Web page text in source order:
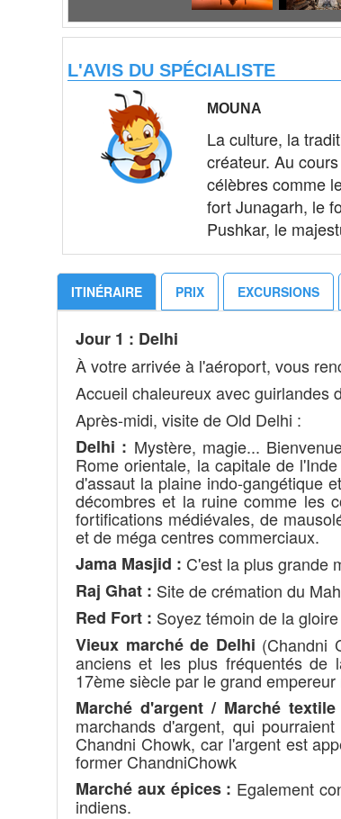
L'AVIS DU SPÉCIALISTE
MOUNA
La culture, la
créateur. Au
célèbres comme
fort Junagarh, le
Pushkar, le
ITINÉRAIRE PRIX EXCURSIONS
Jour 1 : Delhi
À votre arrivée à l'aéroport, vous
Accueil chaleureux avec guirlandes
Après-midi, visite de Old Delhi :
Delhi : Mystère, magie...
Rome orientale, la capitale de
d'assaut la plaine indo-gangétique
décombres et la ruine comme les
fortifications médiévales, de
et de méga centres commerciaux.
Jama Masjid : C'est la plus grande
Raj Ghat : Site de crémation du
Red Fort : Soyez témoin de la
Vieux marché de Delhi (Chandni
anciens et les plus fréquentés de
17ème siècle par le grand
Marché d'argent / Marché
marchands d'argent, qui
Chandni Chowk, car l'argent est
former ChandniChowk
Marché aux épices : Egalement
indiens.